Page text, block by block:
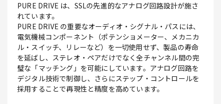
PURE DRIVE は、SSLの先進的なアナログ回路設計が施さ
れています。
PURE DRIVE の重要なオーディオ・シグナル・パスには、
電気機械コンポーネント（ポテンショメーター、メカニカ
ル・スイッチ、リレーなど）を一切使用せず、製品の寿命
を延ばし、ステレオ・ペアだけでなく全チャンネル間の完
璧な「マッチング」を可能にしています。アナログ回路を
デジタル技術で制御し、さらにステップ・コントロールを
採用することで再現性と精度を高めています。